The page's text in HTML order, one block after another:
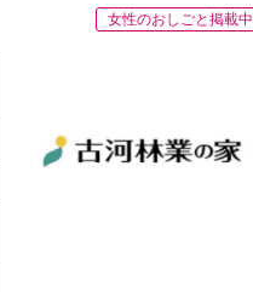
女性のおしごと掲載中